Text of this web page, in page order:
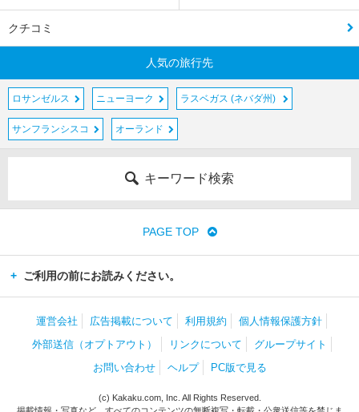
クチコミ
人気の旅行先
ロサンゼルス ニューヨーク ラスベガス (ネバダ州)
サンフランシスコ オーランド
キーワード検索
PAGE TOP
ご利用の前にお読みください。
運営会社 広告掲載について 利用規約
個人情報保護方針
外部送信（オプトアウト）
リンクについて
グループサイト
お問い合わせ
ヘルプ PC版で見る
(c) Kakaku.com, Inc. All Rights Reserved.